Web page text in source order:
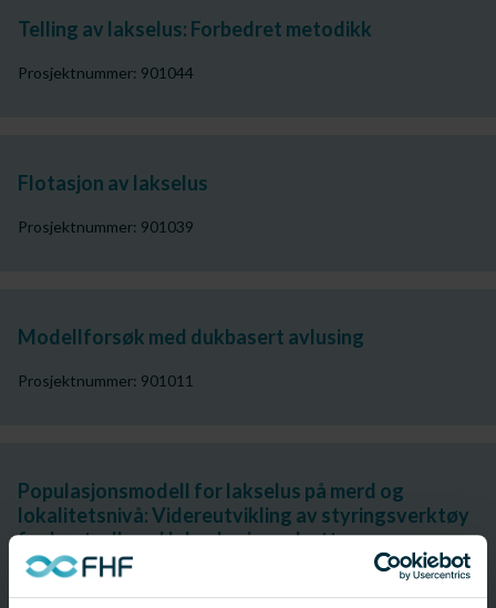
Telling av lakselus: Forbedret metodikk
Prosjektnummer: 901044
Flotasjon av lakselus
Prosjektnummer: 901039
Modellforsøk med dukbasert avlusing
Prosjektnummer: 901011
Populasjonsmodell for lakselus på merd og
lokalitetsnivå: Videreutvikling av styringsverktøy
for kontroll med lakselus i oppdrett
Prosjektnummer: 900970